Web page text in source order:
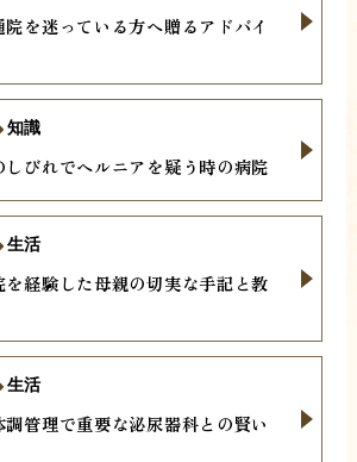
を迷っている方へ贈るアドバイ
びれでヘルニアを疑う時の病院
知識
経験した母親の切実な手記と教
生活
管理で重要な泌尿器科との賢い
生活